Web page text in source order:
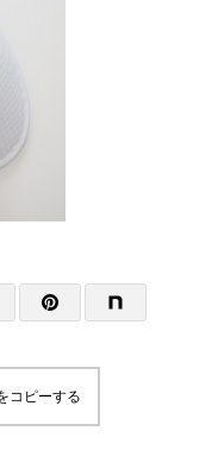
コピーする